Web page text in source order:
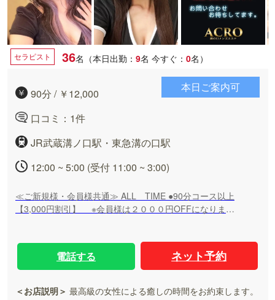
セラピスト 36名（本日出勤： 9名 今すぐ： 0名）
90分 / ￥12,000
口コミ：1件
JR武蔵溝ノ口駅・東急溝の口駅
12:00 ~ 5:00 (受付 11:00 ~ 3:00)
本日ご案内可
≪ご新規様・会員様共通≫ ALL TIME ●90分コース以上
【3,000円割引】 ※会員様は２０００円OFFになりま
す。 60分コース 総額9,000円 (ご新規様限定) 90分コース
14,000円 ➡ 11,000円！ 120分コース 18,000円 ➡
15,000円！ 150分コース 22,000円 ➡ 19,000円！
本指名料 1,000円！！
電話する ネット予約
＜お店説明＞ 最高級の女性による癒しの時間をお約束します。